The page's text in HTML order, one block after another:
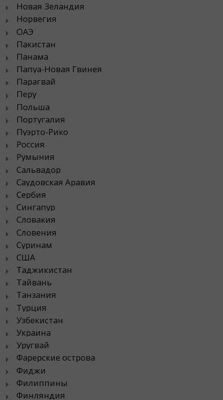
Новая Зеландия
Норвегия
ОАЭ
Пакистан
Панама
Папуа-Новая Гвинея
Парагвай
Перу
Польша
Португалия
Пуэрто-Рико
Россия
Румыния
Сальвадор
Саудовская Аравия
Сербия
Сингапур
Словакия
Словения
Суринам
США
Таджикистан
Тайвань
Танзания
Турция
Узбекистан
Украина
Уругвай
Фарерские острова
Фиджи
Филиппины
Финляндия